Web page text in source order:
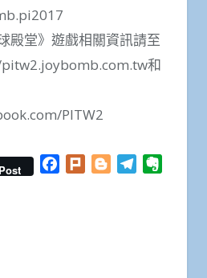
殿堂》遊戲相關資訊請至
和
PITW2
Post Facebook
Plurk BloggerTelegram